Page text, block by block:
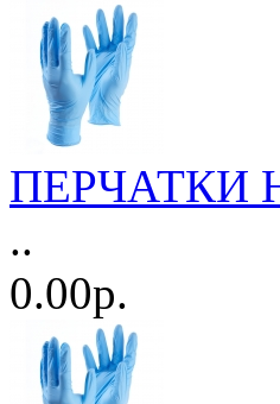
ПЕРЧАТКИ
..
0.00р.